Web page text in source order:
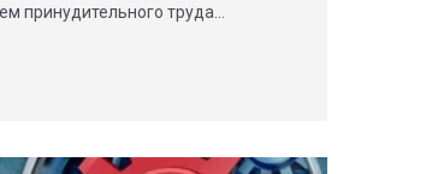
принудительного труда…